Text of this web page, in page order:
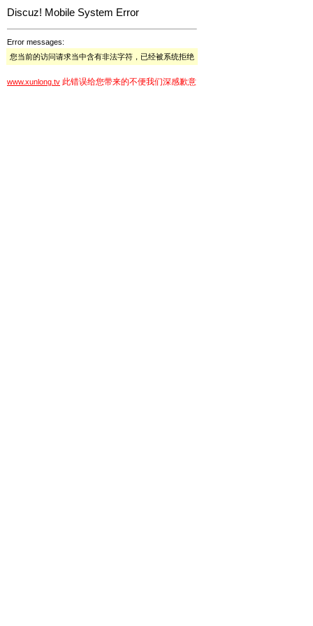
Discuz! Mobile System Error
Error messages:
您当前的访问请求当中含有非法字符，已经被系统拒绝
www.xunlong.tv 此错误给您带来的不便我们深感歉意